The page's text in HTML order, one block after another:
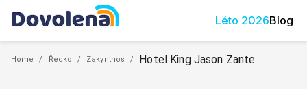
Léto 2026Blog
Home / Řecko / Zakynthos / Hotel King Jason Zante